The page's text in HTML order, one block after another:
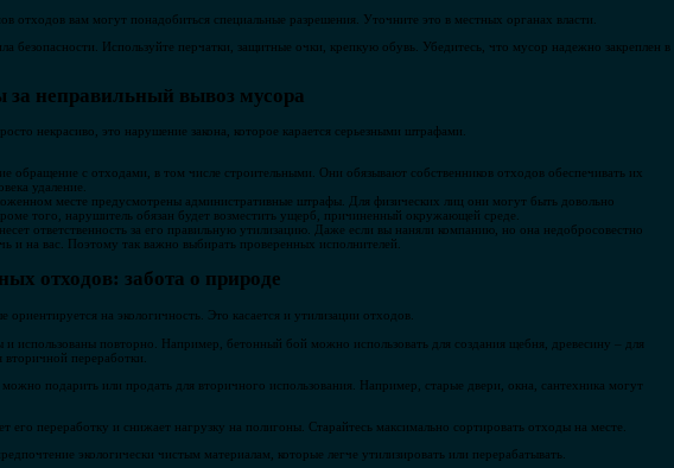
отходов вам могут понадобиться специальные разрешения. Уточните это в местных органах власти.
безопасности. Используйте перчатки, защитные очки, крепкую обувь. Убедитесь, что мусор надежно закреплен в
неправильный вывоз мусора
некрасиво, это нарушение закона, которое карается серьезными штрафами.
обращение с отходами, в том числе строительными. Они обязывают собственников отходов обеспечивать их
удаление.
месте предусмотрены административные штрафы. Для физических лиц они могут быть довольно
того, нарушитель обязан будет возместить ущерб, причиненный окружающей среде.
ответственность за его правильную утилизацию. Даже если вы наняли компанию, но она недобросовестно
и на вас. Поэтому так важно выбирать проверенных исполнителей.
отходов: забота о природе
на экологичность. Это касается и утилизации отходов.
использованы повторно. Например, бетонный бой можно использовать для создания щебня, древесину – для
переработки.
подарить или продать для вторичного использования. Например, старые двери, окна, сантехника могут
переработку и снижает нагрузку на полигоны. Старайтесь максимально сортировать отходы на месте.
экологически чистым материалам, которые легче утилизировать или перерабатывать.